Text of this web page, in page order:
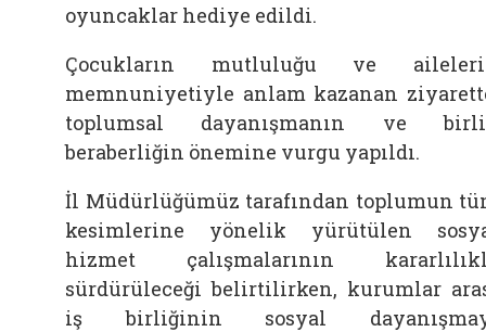
oyuncaklar hediye edildi.
Çocukların mutluluğu ve
memnuniyetiyle anlam kazanan
toplumsal dayanışmanın ve
beraberliğin önemine vurgu yapıldı.
İl Müdürlüğümüz tarafından toplumun
kesimlerine yönelik yürütülen
hizmet çalışmalarının
sürdürüleceği belirtilirken, kurumlar
iş birliğinin sosyal